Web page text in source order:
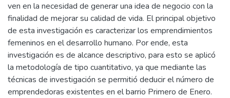
ven en la necesidad de generar una idea de negocio con la
finalidad de mejorar su calidad de vida. El principal objetivo
de esta investigación es caracterizar los emprendimientos
femeninos en el desarrollo humano. Por ende, esta
investigación es de alcance descriptivo, para esto se aplicó
la metodología de tipo cuantitativo, ya que mediante las
técnicas de investigación se permitió deducir el número de
emprendedoras existentes en el barrio Primero de Enero.